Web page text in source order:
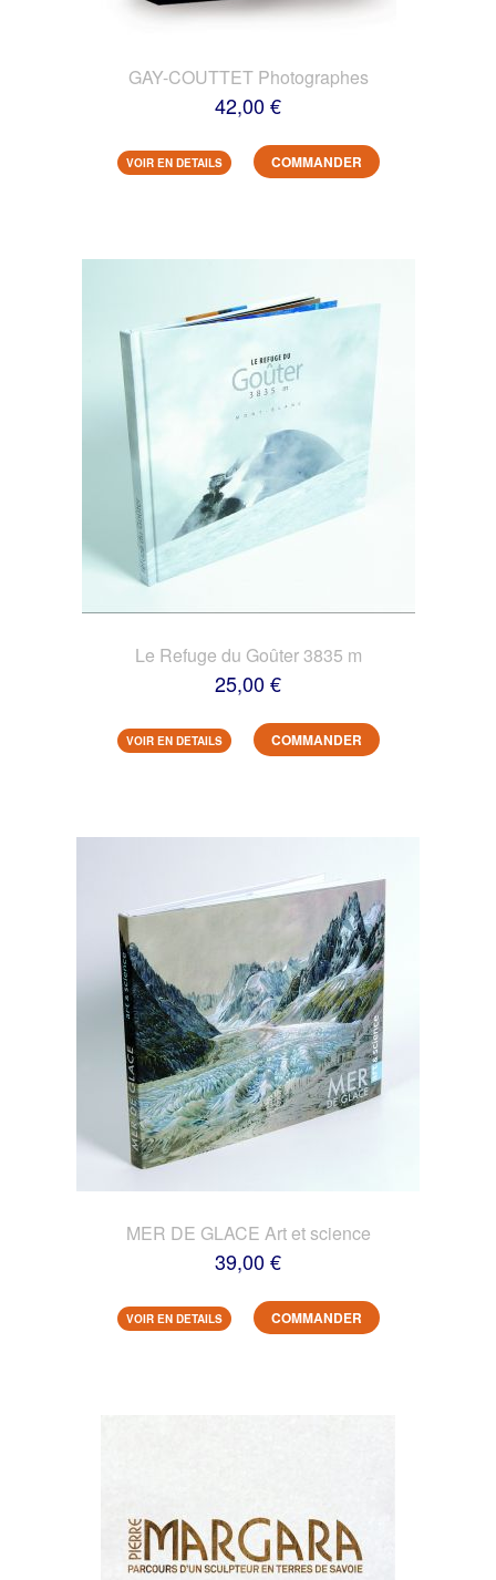
GAY-COUTTET Photographes
42,00 €
VOIR EN DETAILS COMMANDER
Le Refuge du Goûter 3835 m
25,00 €
VOIR EN DETAILS COMMANDER
MER DE GLACE Art et science
39,00 €
VOIR EN DETAILS COMMANDER